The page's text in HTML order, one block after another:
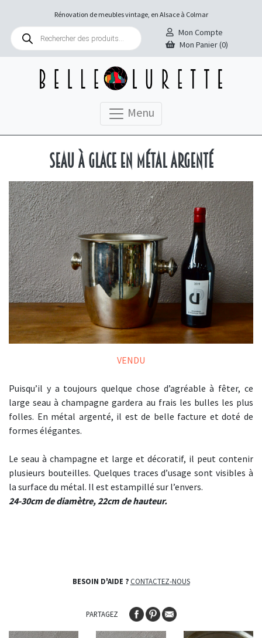
Rénovation de meubles vintage, en Alsace à Colmar
Recherche
produits
Mon Compte
Mon Panier (0)
Menu
Seau à glace en métal argenté
VENDU
Puisqu’il y a toujours quelque chose d’agréable à fêter, ce
large seau à champagne gardera au frais les bulles les plus
folles. En métal argenté, il est de belle facture et doté de
formes élégantes.
Le seau à champagne et large et décoratif, il peut contenir
plusieurs bouteilles. Quelques traces d’usage sont visibles à
la surface du métal. Il est estampillé sur l’envers.
24-30cm de diamètre, 22cm de hauteur.
BESOIN D'AIDE ? CONTACTEZ-NOUS
PARTAGEZ